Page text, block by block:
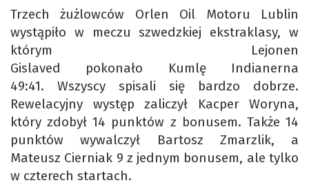
Trzech żużlowców Orlen Oil Motoru Lublin
wystąpiło w meczu szwedzkiej ekstraklasy, w
którym Lejonen
Gislaved pokonało Kumlę Indianerna
49:41. Wszyscy spisali się bardzo dobrze.
Rewelacyjny występ zaliczył Kacper Woryna,
który zdobył 14 punktów z bonusem. Także 14
punktów wywalczył Bartosz Zmarzlik, a
Mateusz Cierniak 9 z jednym bonusem, ale tylko
w czterech startach.